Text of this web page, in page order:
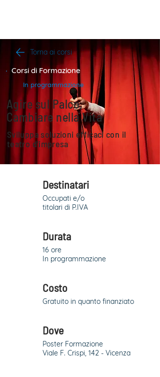
Torna ai corsi
In programmazione
Corsi di Formazione
Agire sul Palco,
Cambiare nella Vita
Sviluppa soluzioni efficaci con il
teatro d'impresa
Destinatari
Occupati e/o
titolari di P.IVA
Durata
16 ore
In programmazione
Costo
Gratuito in quanto finanziato
Dove
Poster Formazione
Viale F. Crispi, 142 - Vicenza